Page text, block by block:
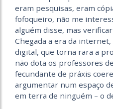
eram pesquisas, eram
fofoqueiro, não me
alguém disse, mas
Chegada a era da
digital, que torna rara a
não dota os professores
fecundante de práxis
argumentar num espaço
em terra de ninguém – o